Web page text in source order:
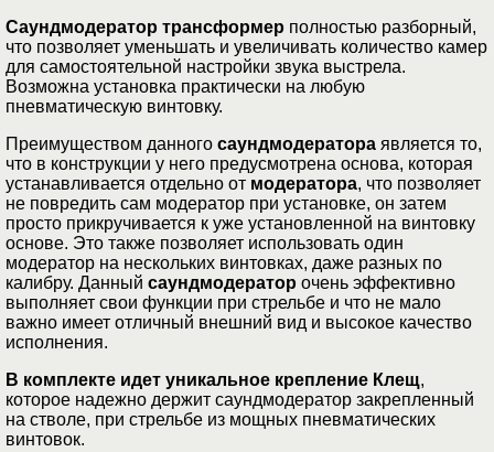
Cаундмодератор трансформер полностью разборный,
что позволяет уменьшать и увеличивать количество камер
для самостоятельной настройки звука выстрела.
Возможна установка практически на любую
пневматическую винтовку.
Преимуществом данного саундмодератора является то,
что в конструкции у него предусмотрена основа, которая
устанавливается отдельно от модератора, что позволяет
не повредить сам модератор при установке, он затем
просто прикручивается к уже установленной на винтовку
основе. Это также позволяет использовать один
модератор на нескольких винтовках, даже разных по
калибру. Данный саундмодератор очень эффективно
выполняет свои функции при стрельбе и что не мало
важно имеет отличный внешний вид и высокое качество
исполнения.
В комплекте идет уникальное крепление Клещ,
которое надежно держит саундмодератор закрепленный
на стволе, при стрельбе из мощных пневматических
винтовок.